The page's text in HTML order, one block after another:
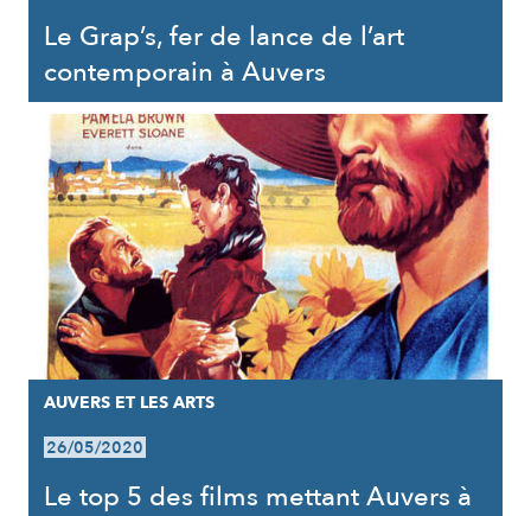
Le Grap’s, fer de lance de l’art
contemporain à Auvers
AUVERS ET LES ARTS
26/05/2020
Le top 5 des films mettant Auvers à